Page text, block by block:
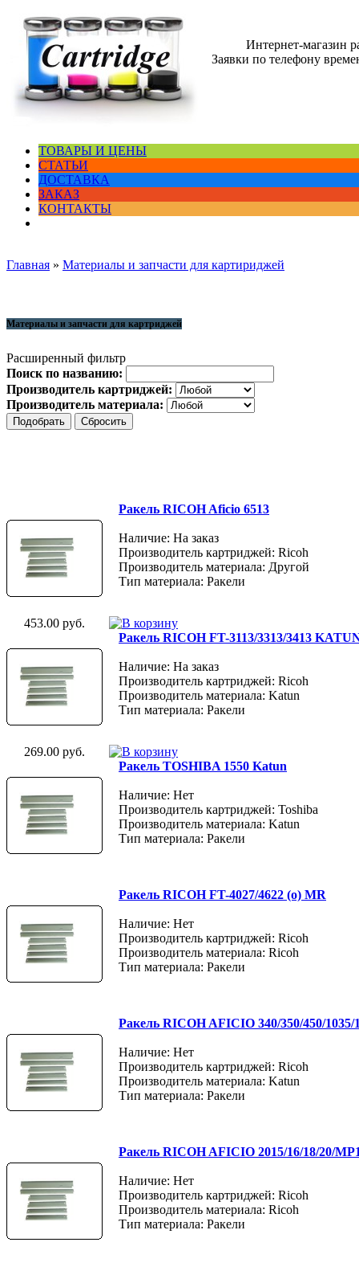
Интернет-магазин
Заявки по телефону
ТОВАРЫ И ЦЕНЫ
СТАТЬИ
ДОСТАВКА
ЗАКАЗ
КОНТАКТЫ
Главная » Материалы и запчасти для картириджей
Материалы и запчасти для картриджей
Расширенный фильтр
Поиск по названию:
Производитель картриджей:
Производитель материала:
Ракель RICOH Aficio 6513
Наличие: На заказ
Производитель картриджей: Ricoh
Производитель материала: Другой
Тип материала: Ракели
453.00 руб.
Ракель RICOH FT-3113/3313/3413
Наличие: На заказ
Производитель картриджей: Ricoh
Производитель материала: Katun
Тип материала: Ракели
269.00 руб.
Ракель TOSHIBA 1550 Katun
Наличие: Нет
Производитель картриджей: Toshiba
Производитель материала: Katun
Тип материала: Ракели
Ракель RICOH FT-4027/4622 (о) MR
Наличие: Нет
Производитель картриджей: Ricoh
Производитель материала: Ricoh
Тип материала: Ракели
Ракель RICOH AFICIO 340/350/450/
Наличие: Нет
Производитель картриджей: Ricoh
Производитель материала: Katun
Тип материала: Ракели
Ракель RICOH AFICIO 2015/16/18/20/
Наличие: Нет
Производитель картриджей: Ricoh
Производитель материала: Ricoh
Тип материала: Ракели